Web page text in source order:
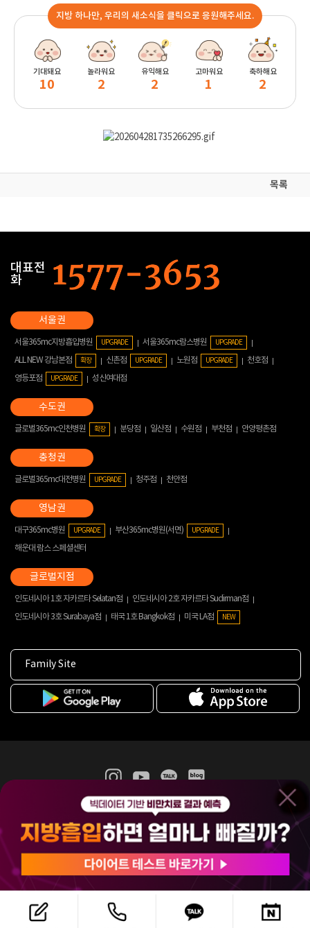
지방 하나만, 우리의 새소식을 클릭으로 응원해주세요.
기대돼요
10
놀라워요
2
유익해요
2
고마워요
1
축하해요
2
목록
대표전
화
서울365mc지방흡입병원 UPGRADE 서울365mc람스병원 UPGRADE
ALL NEW 강남본점 확장 신촌점 UPGRADE 노원점 UPGRADE
천호점
영등포점
UPGRADE 성신여대점
글로벌365mc인천병원 확장 분당점 일산점 수원점 부천점 안양평촌점
글로벌365mc대전병원 UPGRADE 청주점 천안점
대구365mc병원 UPGRADE 부산365mc병원(서면) UPGRADE
해운대 람스 스페셜센터
인도네시아 1호 자카르타 Selatan점
인도네시아 2호 자카르타 Sudirman점
인도네시아 3호 Surabaya점
태국 1호 Bangkok점 미국 LA점 NEW
Family Site
365mc 병·의원 이용약관
홈페이지 이용약관
비급여진료수가
(주)365mcㅣ서울특별시 서초구 서초대로52길 7, 3~4층(서초동, 제일빌딩)
120-87-04354ㅣ김남철
COPYRIGHT(C) 2025 365mc. ALL RIGHTS RESERVED.